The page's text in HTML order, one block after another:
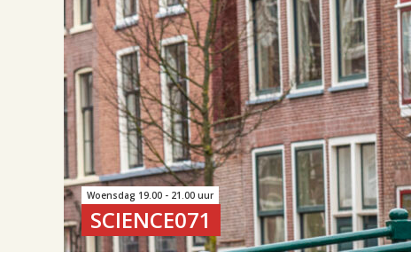
Woensdag 19.00 - 21.00 uur
SCIENCE071